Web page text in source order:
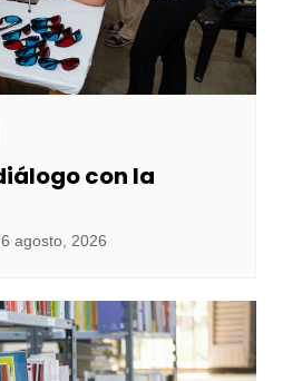
con la
6 agosto, 2026